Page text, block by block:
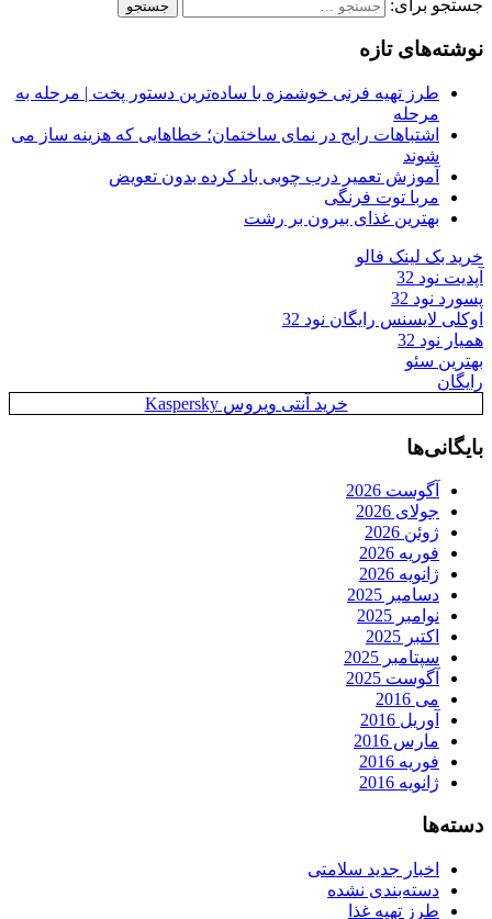
جستجو برای:
نوشته‌های تازه
طرز تهیه فرنی خوشمزه با ساده‌ترین دستور پخت | مرحله به
مرحله
اشتباهات رایج در نمای ساختمان؛ خطاهایی که هزینه ساز می
شوند
آموزش تعمیر درب چوبی باد کرده بدون تعویض
مربا توت فرنگی
بهترین غذای بیرون بر رشت
خرید بک لینک فالو
آپدیت نود 32
پسورد نود 32
اوکلی لایسنس رایگان نود 32
همیار نود 32
بهترین سئو
رایگان
خرید آنتی ویروس Kaspersky
بایگانی‌ها
آگوست 2026
جولای 2026
ژوئن 2026
فوریه 2026
ژانویه 2026
دسامبر 2025
نوامبر 2025
اکتبر 2025
سپتامبر 2025
آگوست 2025
می 2016
آوریل 2016
مارس 2016
فوریه 2016
ژانویه 2016
دسته‌ها
اخبار جدید سلامتی
دسته‌بندی نشده
طرز تهیه غذا